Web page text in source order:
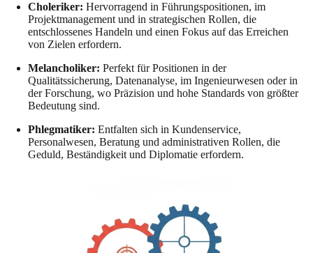
Choleriker: Hervorragend in Führungspositionen, im
Projektmanagement und in strategischen Rollen, die
entschlossenes Handeln und einen Fokus auf das Erreichen
von Zielen erfordern.
Melancholiker: Perfekt für Positionen in der
Qualitätssicherung, Datenanalyse, im Ingenieurwesen oder in
der Forschung, wo Präzision und hohe Standards von größter
Bedeutung sind.
Phlegmatiker: Entfalten sich in Kundenservice,
Personalwesen, Beratung und administrativen Rollen, die
Geduld, Beständigkeit und Diplomatie erfordern.